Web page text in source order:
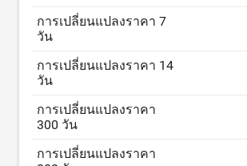
การเปลี่ยนแปลงราคา 7
วัน
การเปลี่ยนแปลงราคา 14
วัน
การเปลี่ยนแปลงราคา
300 วัน
การเปลี่ยนแปลงราคา